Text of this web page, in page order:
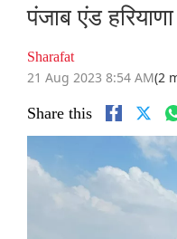
पंजाब एंड
Sharafat
21 Aug 2023 8:54 AM(2
Share this